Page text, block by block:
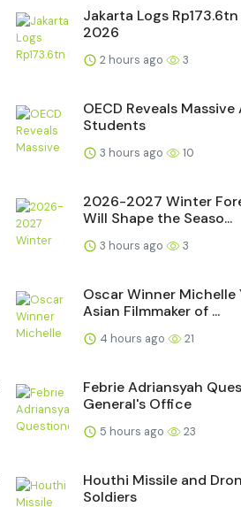
Jakarta Logs
2026
2 hours ago 3
OECD Reveals
Students
3 hours ago 10
2026-2027 Winter
Will Shape the Seaso...
3 hours ago 3
Oscar Winner Michelle
Asian Filmmaker of ...
4 hours ago 21
Febrie Adriansyah
General's Office
5 hours ago 23
Houthi Missile and
Soldiers